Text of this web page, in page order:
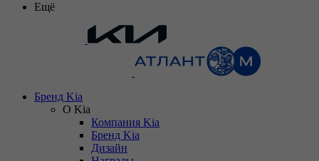
Ещё
Бренд Kia
О Kia
Компания Kia
Бренд Kia
Дизайн